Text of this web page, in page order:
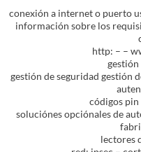
conexión a internet o puerto
información sobre los
http: – –
gestión
gestión de seguridad gestión
códigos
soluciónes opciónales de
lectores